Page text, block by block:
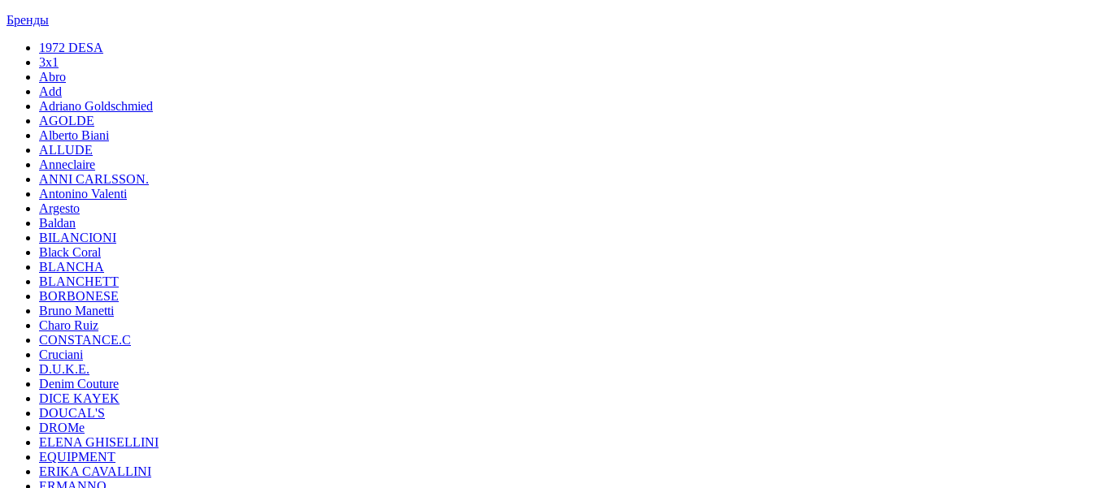
Бренды
1972 DESA
3x1
Abro
Add
Adriano Goldschmied
AGOLDE
Alberto Biani
ALLUDE
Anneclaire
ANNI CARLSSON.
Antonino Valenti
Argesto
Baldan
BILANCIONI
Black Coral
BLANCHA
BLANCHETT
BORBONESE
Bruno Manetti
Charo Ruiz
CONSTANCE.C
Cruciani
D.U.K.E.
Denim Couture
DICE KAYEK
DOUCAL'S
DROMe
ELENA GHISELLINI
EQUIPMENT
ERIKA CAVALLINI